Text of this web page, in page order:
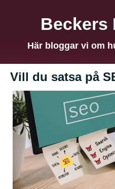
Beckers
Här bloggar vi om
Vill du satsa på